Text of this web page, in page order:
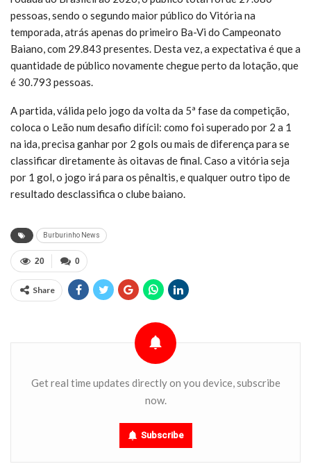
pessoas, sendo o segundo maior público do Vitória na
temporada, atrás apenas do primeiro Ba-Vi do Campeonato
Baiano, com 29.843 presentes. Desta vez, a expectativa é que a
quantidade de público novamente chegue perto da lotação, que
é 30.793 pessoas.
A partida, válida pelo jogo da volta da 5ª fase da competição,
coloca o Leão num desafio difícil: como foi superado por 2 a 1
na ida, precisa ganhar por 2 gols ou mais de diferença para se
classificar diretamente às oitavas de final. Caso a vitória seja
por 1 gol, o jogo irá para os pênaltis, e qualquer outro tipo de
resultado desclassifica o clube baiano.
Burburinho News
0
20
Share
Get real time updates directly on you device, subscribe
now.
Subscribe